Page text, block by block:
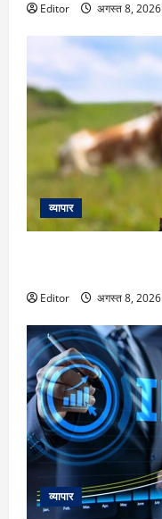
Editor अगस्त 8, 2026
व्यापार
Editor अगस्त 8, 2026
व्यापार